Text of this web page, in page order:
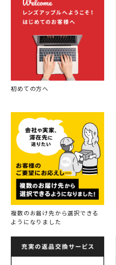
初めての方へ
複数のお届け先から選択できる
ようになりました